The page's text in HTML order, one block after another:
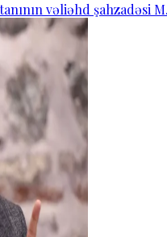
vəliəhd şahzadəsi